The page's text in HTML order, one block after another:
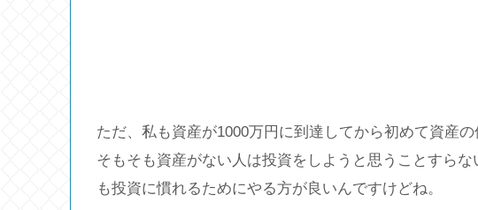
ただ、私も資産が1000万円に到達してから初めて資産
そもそも資産がない人は投資をしようと思うことすら
も投資に慣れるためにやる方が良いんですけどね。